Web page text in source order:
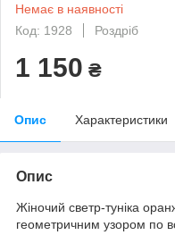
Немає в наявності
Код: 1928
Роздріб
1 150 ₴
Опис Характеристики
Опис
Жіночий светр-туніка
геометричним узором по